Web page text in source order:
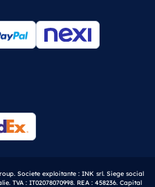
Societe exploitante : INK srl. Siege social
TVA : IT02078070998. REA : 458236. Capital